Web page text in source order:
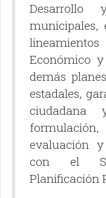
municipales,
Económico
demás
estadales,
evaluación
con el
Planificación